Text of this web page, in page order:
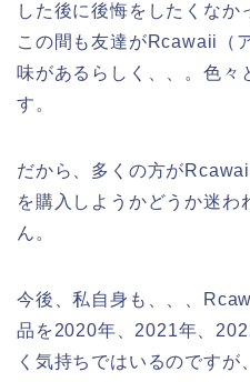
した後に後悔をしたくなか
この間も友達がRcawaii（
味があるらしく、、。色々
す。
だから、多くの方が
を購入しようかどうか迷わ
ん。
今後、私自身も、、、
品を2020年、2021年、
く気持ちではいるのですが